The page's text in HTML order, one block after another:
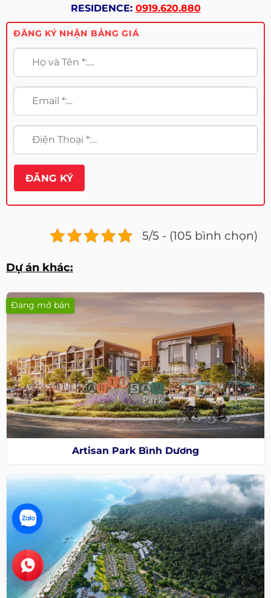
RESIDENCE: 0919.620.880
ĐĂNG KÝ NHẬN BẢNG GIÁ
5/5 - (105 bình chọn)
Dự án khác:
Đang mở bán
Artisan Park Bình Dương